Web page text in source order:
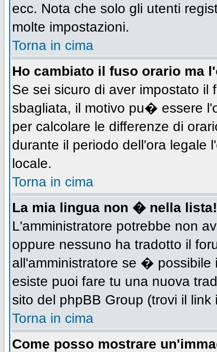
ecc. Nota che solo gli utenti
molte impostazioni.
Torna in cima
Ho cambiato il fuso orario ma
Se sei sicuro di aver impostato
sbagliata, il motivo pu� essere
per calcolare le differenze di
durante il periodo dell'ora legale
locale.
Torna in cima
La mia lingua non � nella lista!
L'amministratore potrebbe non
oppure nessuno ha tradotto il
all'amministratore se � possibile
esiste puoi fare tu una nuova
sito del phpBB Group (trovi il
Torna in cima
Come posso mostrare